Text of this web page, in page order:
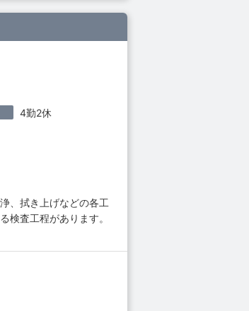
4勤2休
、拭き上げなどの各工
検査工程があります。